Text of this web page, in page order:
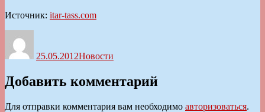
Источник: itar-tass.com
25.05.2012Новости
Добавить комментарий
Для отправки комментария вам необходимо авторизоваться.